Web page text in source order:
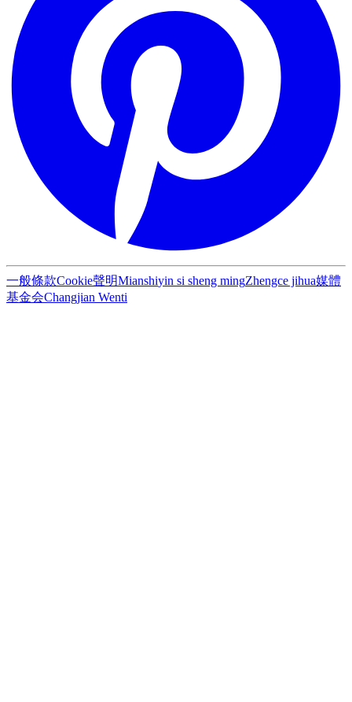
一般條款Cookie聲明Mianshiyin si sheng mingZhengce jihua媒體
基金会Changjian Wenti